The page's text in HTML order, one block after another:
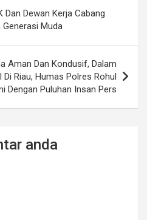
Dan Dewan Kerja Cabang
Generasi Muda
Aman Dan Kondusif, Dalam
Di Riau, Humas Polres Rohul
Dengan Puluhan Insan Pers
anda